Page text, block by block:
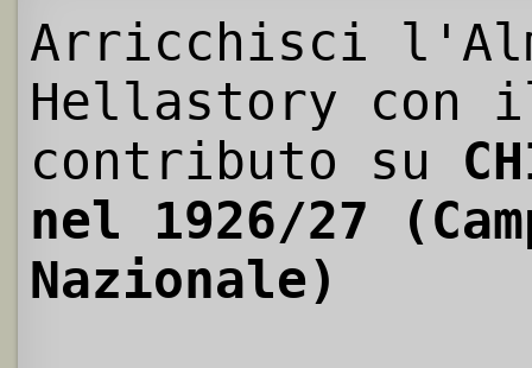
Arricchisci
Hellastory con
contributo su
nel 1926/27
Nazionale)